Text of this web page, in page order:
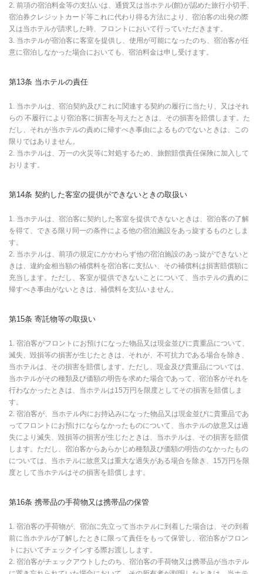
2. 前項の宿泊料金等の支払いは、通貨又は当ホテル(館)が認めた旅行小切手、
宿泊券クレジットカード等これに代わり得る方法により、宿泊客の出発の際
又は当ホテルが請求した時、フロントにおいて行っていただきます。
3. 当ホテルが宿泊客に客室を提供し、使用が可能になったのち、宿泊客が任
意に宿泊しなかった場合においても、宿泊料金は申し受けます。
第13条 当ホテルの責任
1. 当ホテルは、宿泊契約及びこれに関連する契約の履行に当たり、又はそれ
らの 不履行により宿泊客に損害を与えたときは、その損害を賠償します。た
だし、それが当ホテルの責めに帰すべき事由によるものでないときは、この
限りではありません。
2. 当ホテルは、万一の火災等に対処するため、旅館賠償責任保険に加入して
おります。
第14条 契約した客室の提供ができないときの取扱い
1. 当ホテルは、宿泊客に契約した客室を提供できないときは、宿泊客の了解
を得て、できる限り同一の条件による他の宿泊施設をあっ旋するものとしま
す。
2. 当ホテルは、前項の規定にかかわらず他の宿泊施設のあっ旋ができないと
きは、違約金相当額の補償料を宿泊客に支払い、その補償料は損害賠償額に
充当します。ただし、客室が提供できないことについて、当ホテルの責めに
帰すべき事由がないときは、補償料を支払いません。
第15条 寄託物等の取扱い
1. 宿泊客がフロントにお預けになった物品又は現金並びに貴重品について、
滅失、毀損等の損害が生じたときは、それが、不可抗力である場合を除き、
当ホテルは、その損害を賠償します。ただし、現金及び貴重品については、
当ホテルがその種類及び価額の明告を求めた場合であって、宿泊客がそれを
行わなかったときは、当ホテルは15万円を限度としてその損害を賠償しま
す。
2. 宿泊客が、当ホテル内にお持込みになった物品又は現金並びに貴重品であ
ってフロントにお預けにならなかったものについて、当ホテルの故意又は過
失により滅失、毀損等の損害が生じたときは、当ホテルは、その損害を賠償
します。ただし、宿泊客からあらかじめ種類及び価額の明告のなかったもの
については、当ホテルに故意又は重大な過失がある場合を除き、15万円を限
度として当ホテルはその損害を賠償します。
第16条 携帯品の手荷物又は携帯品の保管
1. 宿泊客の手荷物が、宿泊に先立って当ホテルに到着した場合は、その到着
前に当ホテルが了解したときに限って責任をもって保管し、宿泊客がフロン
トにおいてチェックインする際お渡しします。
2. 宿泊客がチェックアウトしたのち、宿泊客の手荷物又は携帯品が当ホテル